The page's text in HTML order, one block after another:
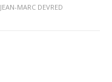
JEAN-MARC DEVRED